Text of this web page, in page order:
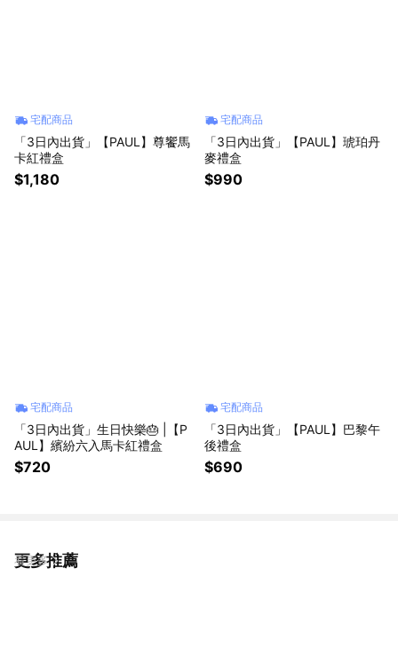
宅配商品
「3日內出貨」【PAUL】尊饗馬
卡紅禮盒
$1,180
宅配商品
「3日內出貨」【PAUL】琥珀丹
麥禮盒
$990
宅配商品
「3日內出貨」生日快樂🎂 |【P
AUL】繽紛六入馬卡紅禮盒
$720
宅配商品
「3日內出貨」【PAUL】巴黎午
後禮盒
$690
更多推薦
看更多